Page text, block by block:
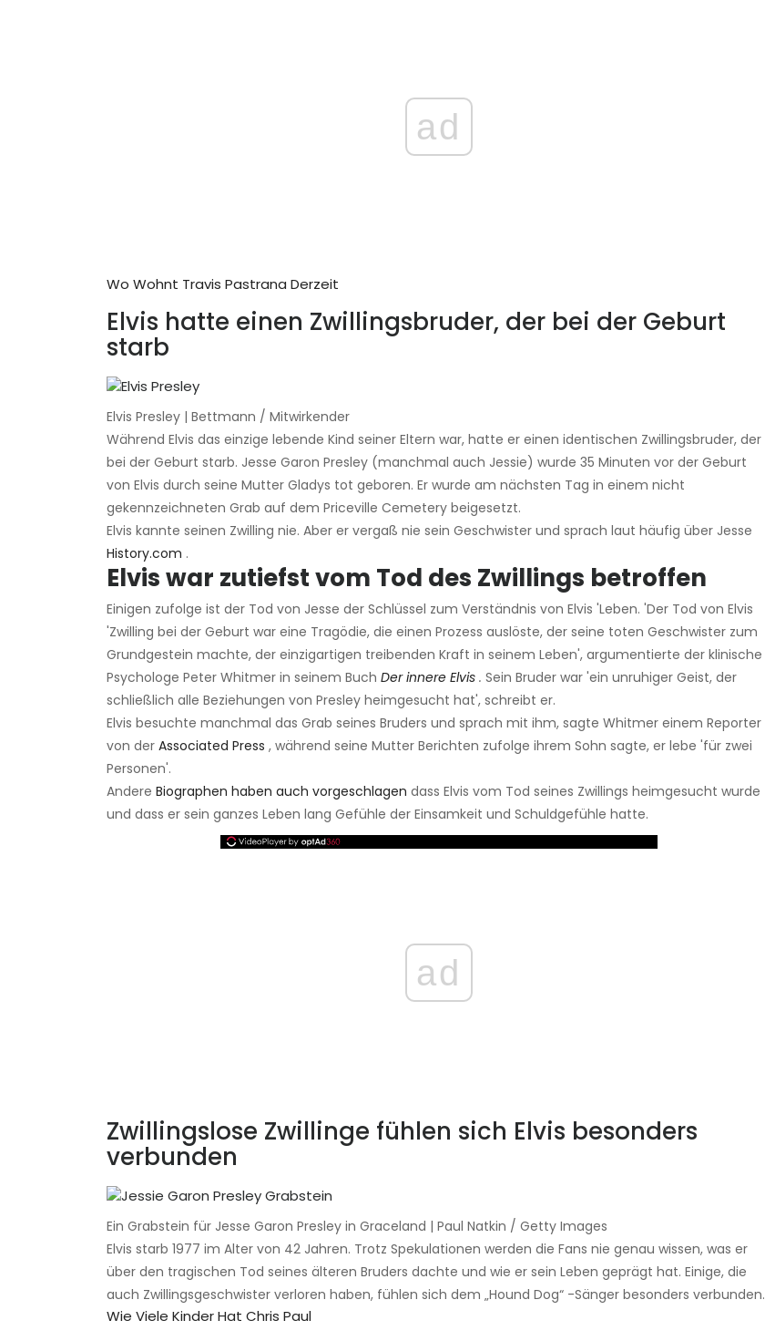
ad
Wo Wohnt Travis Pastrana Derzeit
Elvis hatte einen Zwillingsbruder, der bei der Geburt
starb
Elvis Presley | Bettmann / Mitwirkender
Während Elvis das einzige lebende Kind seiner Eltern war, hatte er einen identischen Zwillingsbruder, der
bei der Geburt starb. Jesse Garon Presley (manchmal auch Jessie) wurde 35 Minuten vor der Geburt
von Elvis durch seine Mutter Gladys tot geboren. Er wurde am nächsten Tag in einem nicht
gekennzeichneten Grab auf dem Priceville Cemetery beigesetzt.
Elvis kannte seinen Zwilling nie. Aber er vergaß nie sein Geschwister und sprach laut häufig über Jesse
History.com .
Elvis war zutiefst vom Tod des Zwillings betroffen
Einigen zufolge ist der Tod von Jesse der Schlüssel zum Verständnis von Elvis 'Leben. 'Der Tod von Elvis
'Zwilling bei der Geburt war eine Tragödie, die einen Prozess auslöste, der seine toten Geschwister zum
Grundgestein machte, der einzigartigen treibenden Kraft in seinem Leben', argumentierte der klinische
Psychologe Peter Whitmer in seinem Buch Der innere Elvis . Sein Bruder war 'ein unruhiger Geist, der
schließlich alle Beziehungen von Presley heimgesucht hat', schreibt er.
Elvis besuchte manchmal das Grab seines Bruders und sprach mit ihm, sagte Whitmer einem Reporter
von der Associated Press , während seine Mutter Berichten zufolge ihrem Sohn sagte, er lebe 'für zwei
Personen'.
Andere Biographen haben auch vorgeschlagen dass Elvis vom Tod seines Zwillings heimgesucht wurde
und dass er sein ganzes Leben lang Gefühle der Einsamkeit und Schuldgefühle hatte.
ad
Zwillingslose Zwillinge fühlen sich Elvis besonders
verbunden
Ein Grabstein für Jesse Garon Presley in Graceland | Paul Natkin / Getty Images
Elvis starb 1977 im Alter von 42 Jahren. Trotz Spekulationen werden die Fans nie genau wissen, was er
über den tragischen Tod seines älteren Bruders dachte und wie er sein Leben geprägt hat. Einige, die
auch Zwillingsgeschwister verloren haben, fühlen sich dem „Hound Dog“ -Sänger besonders verbunden.
Wie Viele Kinder Hat Chris Paul